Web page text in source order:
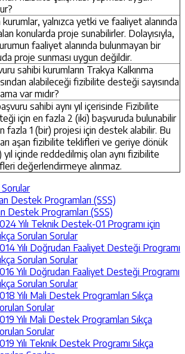
kurumlar, yalnızca yetki ve faaliyet alanında
konularda proje sunabilirler. Dolayısıyla,
faaliyet alanında bulunmayan bir
proje sunması uygun değildir.
sahibi kurumların Trakya Kalkınma
alabileceği fizibilite desteği sayısında
var mıdır?
sahibi aynı yıl içerisinde Fizibilite
için en fazla 2 (iki) başvuruda bulunabilir
fazla 1 (bir) projesi için destek alabilir. Bu
aşan fizibilite teklifleri ve geriye dönük
yıl içinde reddedilmiş olan aynı fizibilite
değerlendirmeye alınmaz.
Sorular
Destek Programları (SSS)
Destek Programları (SSS)
Yılı Teknik Destek-01 Programı için
Sorulan Sorular
Yılı Doğrudan Faaliyet Desteği Programı
Sorulan Sorular
Yılı Doğrudan Faaliyet Desteği Programı
Sorulan Sorular
Yılı Mali Destek Programları Sıkça
Sorular
Yılı Mali Destek Programları Sıkça
Sorular
Yılı Teknik Destek Programı Sıkça